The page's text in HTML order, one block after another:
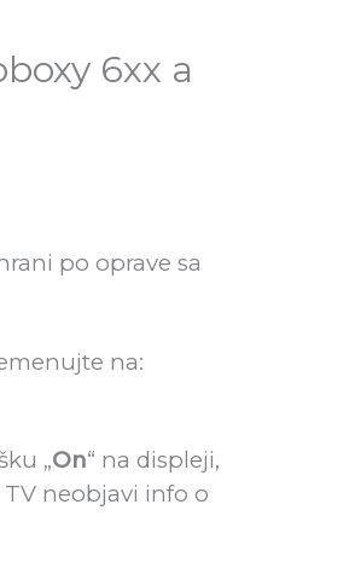
6xx a
po oprave sa
na:
„On“ na displeji,
neobjavi info o